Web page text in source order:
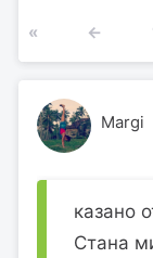
« ←
Margi
казано
Стана